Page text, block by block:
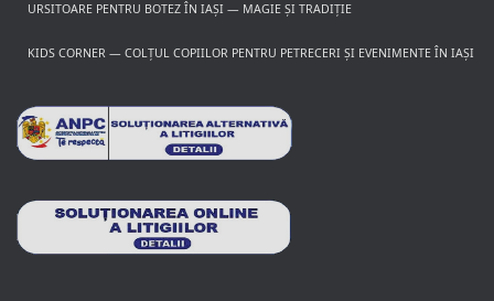
URSITOARE PENTRU BOTEZ ÎN IAȘI — MAGIE ȘI TRADIȚIE
KIDS CORNER — COLȚUL COPIILOR PENTRU PETRECERI ȘI EVENIMENTE ÎN IAȘI